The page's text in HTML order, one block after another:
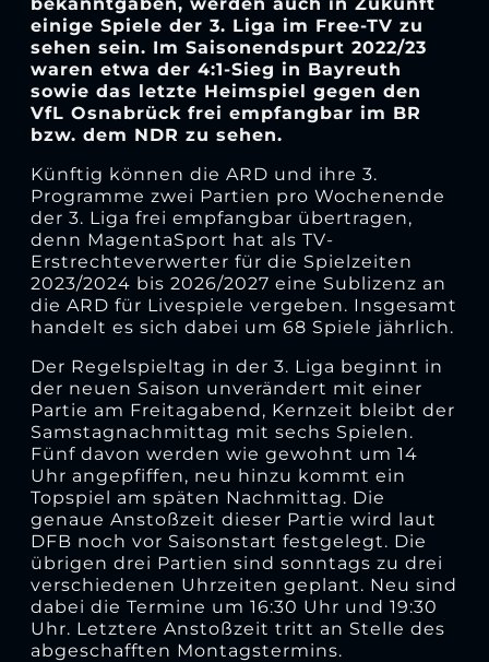
einige Spiele der 3. Liga im Free-TV zu
sehen sein. Im Saisonendspurt 2022/23
waren etwa der 4:1-Sieg in Bayreuth
sowie das letzte Heimspiel gegen den
VfL Osnabrück frei empfangbar im BR
bzw. dem NDR zu sehen.
Künftig können die ARD und ihre 3.
Programme zwei Partien pro Wochenende
der 3. Liga frei empfangbar übertragen,
denn MagentaSport hat als TV-
Erstrechteverwerter für die Spielzeiten
2023/2024 bis 2026/2027 eine Sublizenz an
die ARD für Livespiele vergeben. Insgesamt
handelt es sich dabei um 68 Spiele jährlich.
Der Regelspieltag in der 3. Liga beginnt in
der neuen Saison unverändert mit einer
Partie am Freitagabend, Kernzeit bleibt der
Samstagnachmittag mit sechs Spielen.
Fünf davon werden wie gewohnt um 14
Uhr angepfiffen, neu hinzu kommt ein
Topspiel am späten Nachmittag. Die
genaue Anstoßzeit dieser Partie wird laut
DFB noch vor Saisonstart festgelegt. Die
übrigen drei Partien sind sonntags zu drei
verschiedenen Uhrzeiten geplant. Neu sind
dabei die Termine um 16:30 Uhr und 19:30
Uhr. Letztere Anstoßzeit tritt an Stelle des
abgeschafften Montagstermins.